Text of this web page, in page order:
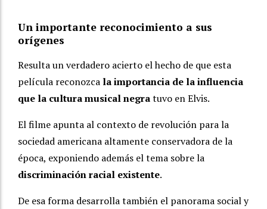
Un importante reconocimiento a sus
orígenes
Resulta un verdadero acierto el hecho de que esta
película reconozca la importancia de la influencia
que la cultura musical negratuvo en Elvis.
El filme apunta al contexto de revolución para la
sociedad americana altamente conservadora de la
época, exponiendo además el tema sobre la
discriminación racial existente.
De esa forma desarrolla también el panorama social y